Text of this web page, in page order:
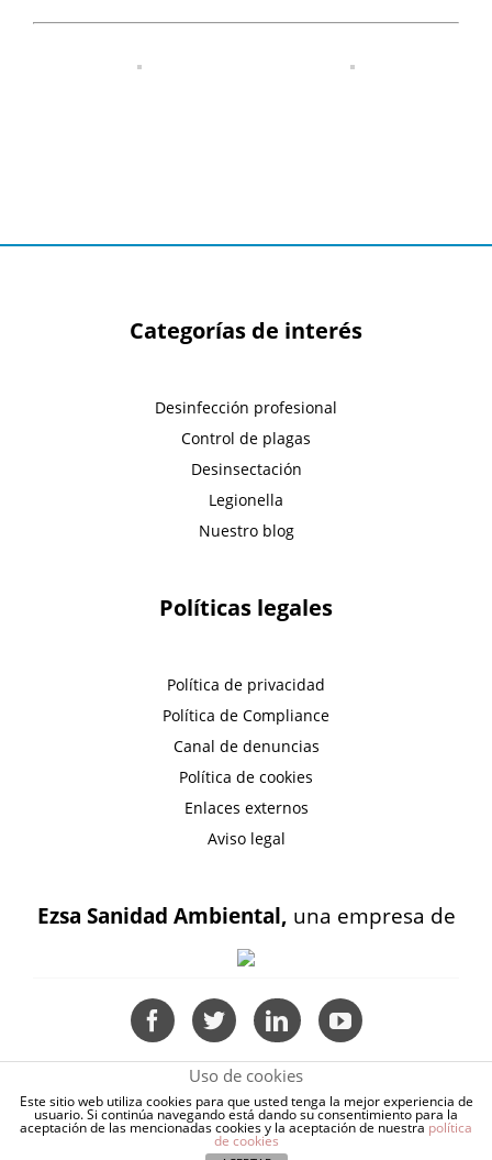
Categorías de interés
Desinfección profesional
Control de plagas
Desinsectación
Legionella
Nuestro blog
Políticas legales
Política de privacidad
Política de Compliance
Canal de denuncias
Política de cookies
Enlaces externos
Aviso legal
Ezsa Sanidad Ambiental, una empresa de
Uso de cookies
Este sitio web utiliza cookies para que usted tenga la mejor experiencia de
usuario. Si continúa navegando está dando su consentimiento para la
aceptación de las mencionadas cookies y la aceptación de nuestra política
de cookies